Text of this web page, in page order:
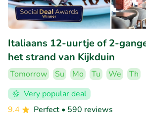
Italiaans 12-uurtje of 2-
het strand van Kijkduin
Tomorrow Su Mo Tu We
Th
Very popular deal
9.4
Perfect • 590 reviews